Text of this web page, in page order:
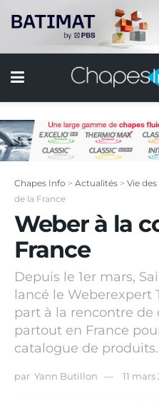
Chapes Info > Actualités > Vie
de la France
Weber à la
France
Depuis le 1er mars,
lancé le Weberexpert
part à la rencontre de
partout en France
catalogue de
par Yann Butillon 11 mars